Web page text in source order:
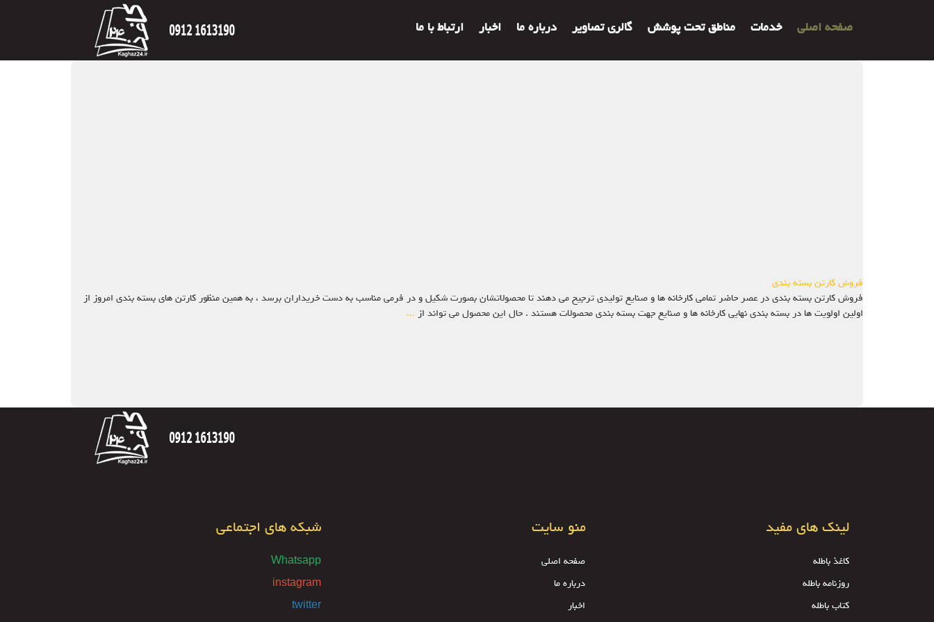
صفحه اصلی خدمات مناطق تحت پوشش گالری تصاویر درباره ما اخبار ارتباط با ما
فروش کارتن بسته بندی
فروش کارتن بسته بندی در عصر حاضر تمامی کارخانه ها و صنایع تولیدی ترجیح می دهند تا محصولاتشان بصورت شکیل و در فرمی مناسب به دست خریداران برسد ، به همین منظور کارتن های بسته بندی امروز از
اولین اولویت ها در بسته بندی نهایی کارخانه ها و صنایع جهت بسته بندی محصولات هستند . حال این محصول می تواند از ...
لینک های مفید
کاغذ باطله
روزنامه باطله
کتاب باطله
منو سایت
صفحه اصلی
درباره ما
اخبار
شبکه های اجتماعی
Whatsapp
instagram
twitter